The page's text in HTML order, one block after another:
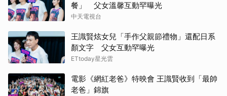
餐」 父女溫馨互動罕曝光
中天電視台
王識賢炫女兒「手作父親節禮物」還配日系
顏文字 父女互動罕曝光
ETtoday星光雲
電影《網紅老爸》特映會 王識賢收到「最帥
老爸」錦旗